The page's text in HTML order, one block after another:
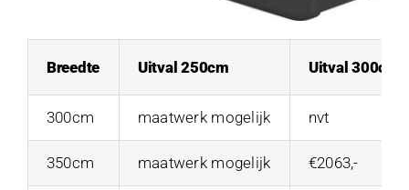
Breedte Uitval 250cm Uitval 300cm
300cm maatwerk mogelijk nvt
350cm maatwerk mogelijk €2063,-